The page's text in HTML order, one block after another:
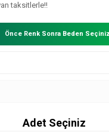
taksitlerle!!
Önce Renk Sonra Beden Seçiniz
Adet Seçiniz